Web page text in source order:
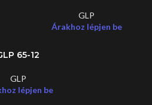
GLP
Árakhoz lépjen be
65-12
GLP
lépjen be